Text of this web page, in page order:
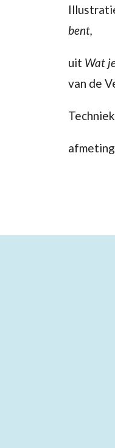
bent,
uit Wat
van de